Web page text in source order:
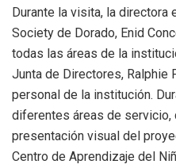
Durante la visita, la
Society de Dorado, Enid
todas las áreas de la
Junta de Directores, Ralphie
personal de la institución.
diferentes áreas de servicio,
presentación visual del
Centro de Aprendizaje del